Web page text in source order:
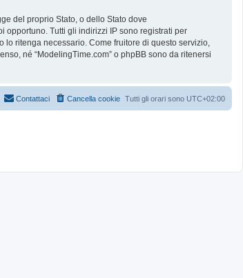
del proprio Stato, o dello Stato dove
opportuno. Tutti gli indirizzi IP sono registrati per
lo ritenga necessario. Come fruitore di questo servizio,
né “ModelingTime.com” o phpBB sono da ritenersi
Tutti gli orari sono UTC+02:00
Cancella cookie
Contattaci